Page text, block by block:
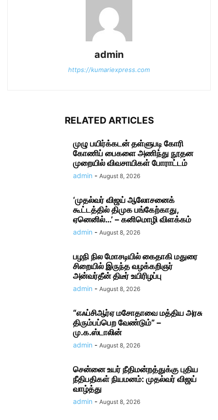
admin
https://kumariexpress.com
RELATED ARTICLES
முழு பயிர்க்கடன் தள்ளுபடி கோரி
கோணிப் பைகளை அணிந்து நூதன
முறையில் விவசாயிகள் போராட்டம்
admin - August 8, 2026
‘முதல்வர் விஜய் ஆலோசனைக்
கூட்டத்தில் திமுக பங்கேற்காது,
ஏனெனில்…’ – கனிமொழி விளக்கம்
admin - August 8, 2026
பழநி நில மோசடியில் கைதாகி மதுரை
சிறையில் இருந்த வழக்கறிஞர்
அன்வர்தீன் திடீர் உயிரிழப்பு
admin - August 8, 2026
“எஃப்சிஆர்ஏ மசோதாவை மத்திய அரசு
திரும்பப்பெற வேண்டும்” –
மு.க.ஸ்டாலின்
admin - August 8, 2026
சென்னை உயர் நீதிமன்றத்துக்கு புதிய
நீதிபதிகள் நியமனம்: முதல்வர் விஜய்
வாழ்த்து
admin - August 8, 2026